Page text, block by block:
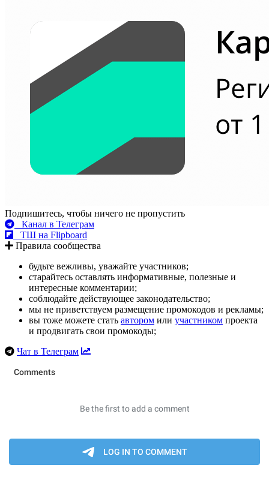
Подпишитесь, чтобы ничего не пропустить
Канал в Телеграм
ТШ на Flipboard
Правила сообщества
будьте вежливы, уважайте участников;
старайтесь оставлять информативные, полезные и
интересные комментарии;
соблюдайте действующее законодательство;
мы не приветствуем размещение промокодов и рекламы;
вы тоже можете стать автором или участником проекта
и продвигать свои промокоды;
Чат в Телеграм